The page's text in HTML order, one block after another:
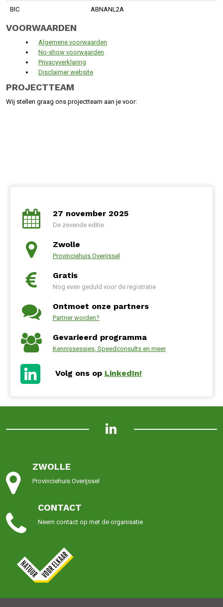
BIC ABNANL2A
VOORWAARDEN
Algemene voorwaarden
No-show voorwaarden
Privacyverklaring
Disclaimer website
PROJECTTEAM
Wij stellen graag ons projectteam aan je voor:
27 november 2025
De zevende editie
Zwolle
Provinciehuis Overijssel
Gratis
Nog even geduld voor de registratie
Ontmoet onze partners
Partner worden?
Gevarieerd programma
Kennissessies, Speedconsults en meer
Volg ons op LinkedIn!
ZWOLLE
ProvinciehuisOverijssel
CONTACT
Neem contact op met de organisatie